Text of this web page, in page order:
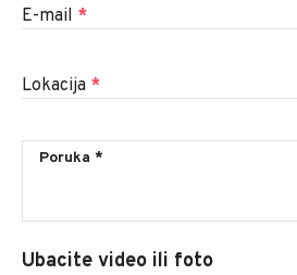
E-mail *
Lokacija *
Ubacite video ili foto